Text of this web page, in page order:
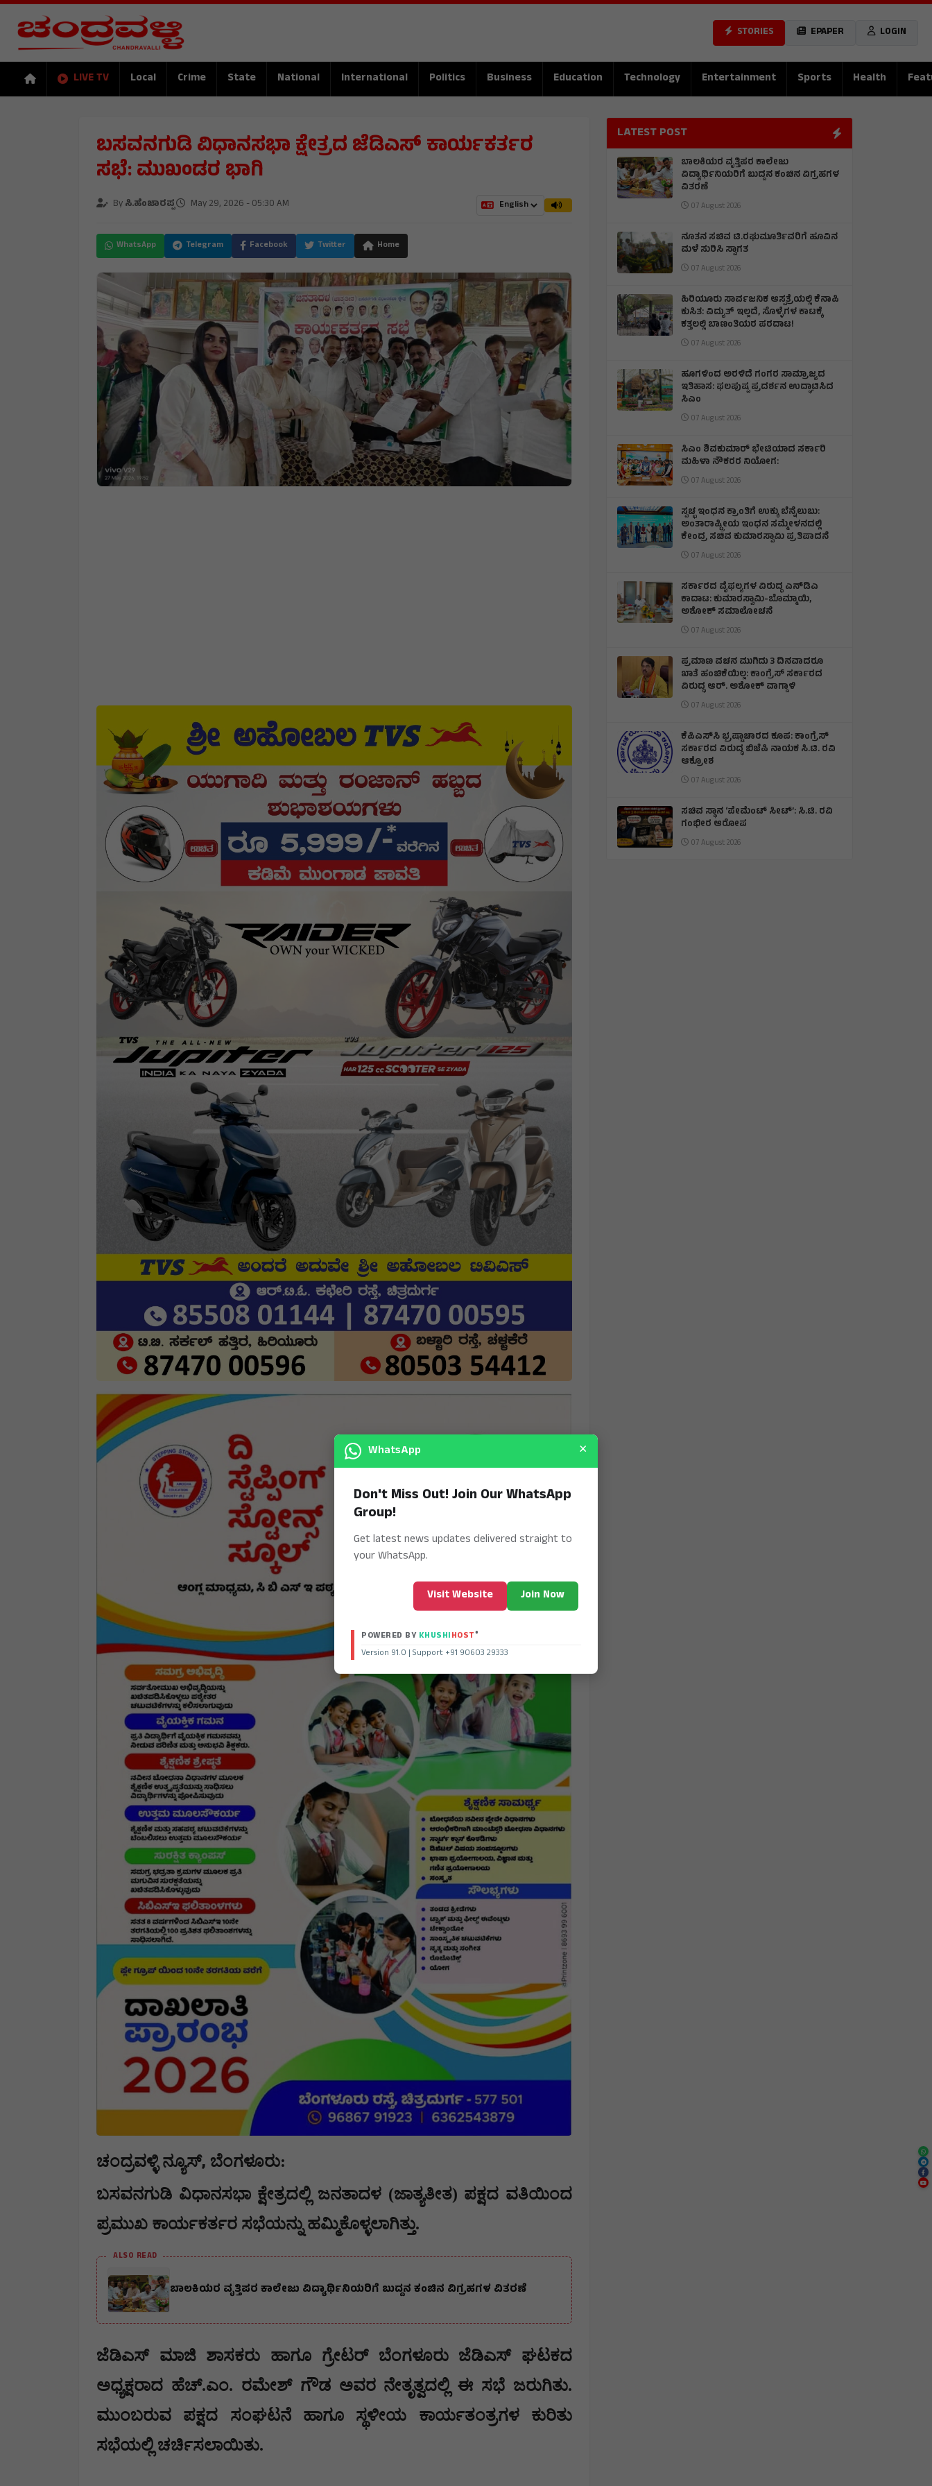
STORIES EPAPER LOGIN
LIVE TV Local Crime State National International Politics Business Education Technology Entertainment Sports Health
ಬಸವನಗುಡಿ ವಿಧಾನಸಭಾ ಕ್ಷೇತ್ರದ ಜೆಡಿಎಸ್ ಕಾರ್ಯಕರ್ತರ
ಸಭೆ: ಮುಖಂಡರ ಭಾಗಿ
Byಸಿ.ಹೆಂಜಾರಪ್ಪ May 29, 2026 - 05:30 AM
WhatsApp Telegram Facebook Twitter Home
ಚಂದ್ರವಳ್ಳಿ ನ್ಯೂಸ್, ​ಬೆಂಗಳೂರು:
ಬಸವನಗುಡಿ ವಿಧಾನಸಭಾ ಕ್ಷೇತ್ರದಲ್ಲಿ ಜನತಾದಳ (ಜಾತ್ಯತೀತ) ಪಕ್ಷದ ವತಿಯಿಂದ
ಪ್ರಮುಖ ಕಾರ್ಯಕರ್ತರ ಸಭೆಯನ್ನು ಹಮ್ಮಿಕೊಳ್ಳಲಾಗಿತ್ತು.
ALSO READ
ಬಾಲಕಿಯರ ವೃತ್ತಿಪರ ಕಾಲೇಜು ವಿದ್ಯಾರ್ಥಿನಿಯರಿಗೆ ಬುದ್ದನ ಕಂಚಿನ ವಿಗ್ರಹಗಳ ವಿತರಣೆ
​ಜೆಡಿಎಸ್ ಮಾಜಿ ಶಾಸಕರು ಹಾಗೂ ಗ್ರೇಟರ್ ಬೆಂಗಳೂರು ಜೆಡಿಎಸ್ ಘಟಕದ
ಅಧ್ಯಕ್ಷರಾದ ಹೆಚ್.ಎಂ. ರಮೇಶ್ ಗೌಡ ಅವರ ನೇತೃತ್ವದಲ್ಲಿ ಈ ಸಭೆ ಜರುಗಿತು.
ಮುಂಬರುವ ಪಕ್ಷದ ಸಂಘಟನೆ ಹಾಗೂ ಸ್ಥಳೀಯ ಕಾರ್ಯತಂತ್ರಗಳ ಕುರಿತು
ಸಭೆಯಲ್ಲಿ ಚರ್ಚಿಸಲಾಯಿತು.
LATEST POST
ಬಾಲಕಿಯರ ವೃತ್ತಿಪರ ಕಾಲೇಜು
ವಿದ್ಯಾರ್ಥಿನಿಯರಿಗೆ ಬುದ್ದನ ಕಂಚಿನ ವಿಗ್ರಹಗಳ
ವಿತರಣೆ
07 August 2026
ನೂತನ ಸಚಿವ ಟಿ.ರಘುಮೂರ್ತಿವರಿಗೆ ಹೂವಿನ
ಮಳೆ ಸುರಿಸಿ ಸ್ವಾಗತ
07 August 2026
ಹಿರಿಯೂರು ಸಾರ್ವಜನಿಕ ಆಸ್ಪತ್ರೆಯಲ್ಲಿ ಕೆನಾಪಿ
ಕುಸಿತ: ವಿದ್ಯುತ್‌ ಇಲ್ಲದೆ, ಸೊಳ್ಳೆಗಳ ಕಾಟಕ್ಕೆ
ಕತ್ತಲಲ್ಲಿ ಬಾಣಂತಿಯರ ಪರದಾಟ!
07 August 2026
ಹೂಗಳಿಂದ ಅರಳಿದೆ ಗಂಗರ ಸಾಮ್ರಾಜ್ಯದ
ಇತಿಹಾಸ: ಫಲಪುಷ್ಪ ಪ್ರದರ್ಶನ ಉದ್ಘಾಟಿಸಿದ
ಸಿಎಂ
07 August 2026
ಸಿಎಂ ಶಿವಕುಮಾರ್‌ ಭೇಟಿಯಾದ ಸರ್ಕಾರಿ
ಮಹಿಳಾ ನೌಕರರ ನಿಯೋಗ:
07 August 2026
ಸ್ವಚ್ಛ ಇಂಧನ ಕ್ರಾಂತಿಗೆ ಉಕ್ಕು ಬೆನ್ನೆಲುಬು:
ಅಂತಾರಾಷ್ಟ್ರೀಯ ಇಂಧನ ಸಮ್ಮೇಳನದಲ್ಲಿ
ಕೇಂದ್ರ ಸಚಿವ ಕುಮಾರಸ್ವಾಮಿ ಪ್ರತಿಪಾದನೆ
07 August 2026
ಸರ್ಕಾರದ ವೈಫಲ್ಯಗಳ ವಿರುದ್ಧ ಎನ್‌ಡಿಎ
ಕಾದಾಟ: ಕುಮಾರಸ್ವಾಮಿ-ಬೊಮ್ಮಾಯಿ,
ಅಶೋಕ್ ಸಮಾಲೋಚನೆ
07 August 2026
ಪ್ರಮಾಣ ವಚನ ಮುಗಿದು 3 ದಿನವಾದರೂ
ಖಾತೆ ಹಂಚಿಕೆಯಿಲ್ಲ: ಕಾಂಗ್ರೆಸ್ ಸರ್ಕಾರದ
ವಿರುದ್ಧ ಆರ್‌. ಅಶೋಕ್ ವಾಗ್ದಾಳಿ
07 August 2026
ಕೆಪಿಎಸ್‌ಸಿ ಭ್ರಷ್ಟಾಚಾರದ ಕೂಪ: ಕಾಂಗ್ರೆಸ್
ಸರ್ಕಾರದ ವಿರುದ್ಧ ಬಿಜೆಪಿ ನಾಯಕ ಸಿ.ಟಿ. ರವಿ
ಆಕ್ರೋಶ
07 August 2026
ಸಚಿವ ಸ್ಥಾನ ‘ಪೇಮೆಂಟ್ ಸೀಟ್’: ಸಿ.ಟಿ. ರವಿ
ಗಂಭೀರ ಆರೋಪ
07 August 2026
WhatsApp ×
Don't Miss Out! Join Our WhatsApp
Group!
Get latest news updates delivered straight to
your WhatsApp.
Visit Website Join Now
POWERED BY KHUSHIHOST®
Version 91.0 | Support +91 90603 29333